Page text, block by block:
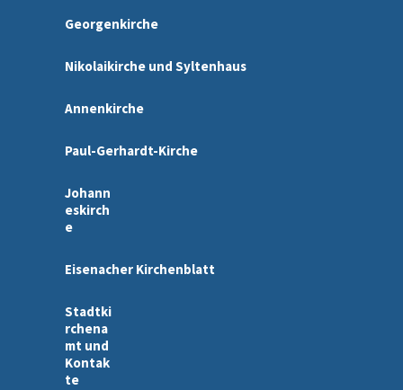
Georgenkirche
Nikolaikirche und Syltenhaus
Annenkirche
Paul-Gerhardt-Kirche
Johann
eskirch
e
Eisenacher Kirchenblatt
Stadtki
rchena
mt und
Kontak
te